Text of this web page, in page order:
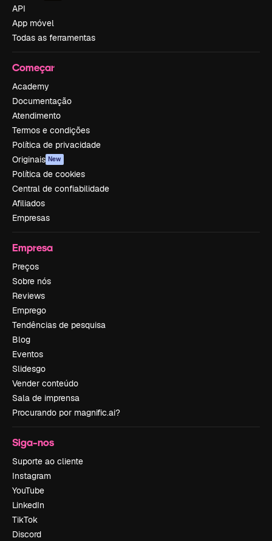
API
App móvel
Todas as ferramentas
Começar
Academy
Documentação
Atendimento
Termos e condições
Política de privacidade
Originais New
Política de cookies
Central de confiabilidade
Afiliados
Empresas
Empresa
Preços
Sobre nós
Reviews
Emprego
Tendências de pesquisa
Blog
Eventos
Slidesgo
Vender conteúdo
Sala de imprensa
Procurando por magnific.ai?
Siga-nos
Suporte ao cliente
Instagram
YouTube
LinkedIn
TikTok
Discord